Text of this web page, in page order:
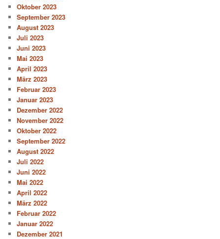
Oktober 2023
September 2023
August 2023
Juli 2023
Juni 2023
Mai 2023
April 2023
März 2023
Februar 2023
Januar 2023
Dezember 2022
November 2022
Oktober 2022
September 2022
August 2022
Juli 2022
Juni 2022
Mai 2022
April 2022
März 2022
Februar 2022
Januar 2022
Dezember 2021